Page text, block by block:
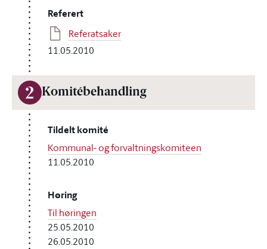
Referert
Referatsaker
11.05.2010
2 Komitébehandling
Tildelt komité
Kommunal- og forvaltningskomiteen
11.05.2010
Høring
Til høringen
25.05.2010
26.05.2010